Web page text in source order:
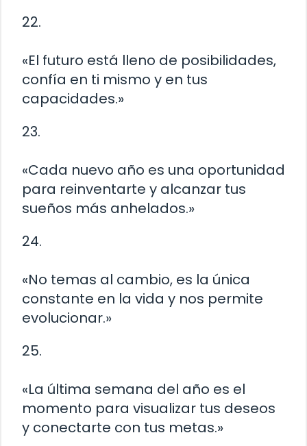
22.
«El futuro está lleno de posibilidades,
confía en ti mismo y en tus
capacidades.»
23.
«Cada nuevo año es una oportunidad
para reinventarte y alcanzar tus
sueños más anhelados.»
24.
«No temas al cambio, es la única
constante en la vida y nos permite
evolucionar.»
25.
«La última semana del año es el
momento para visualizar tus deseos
y conectarte con tus metas.»